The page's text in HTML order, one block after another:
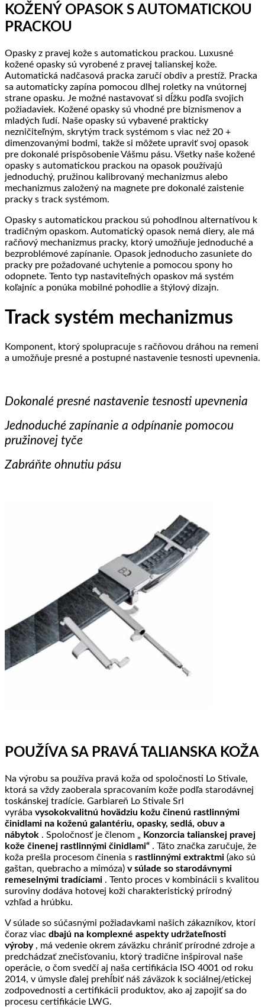
KOŽENÝ OPASOK S AUTOMATICKOU
PRACKOU
Opasky z pravej kože s automatickou prackou. Luxusné
kožené opasky sú vyrobené z pravej talianskej kože.
Automatická nadčasová pracka zaručí obdiv a prestíž. Pracka
sa automaticky zapína pomocou dlhej roletky na vnútornej
strane opasku. Je možné nastavovať si dĺžku podľa svojich
požiadaviek. Kožené opasky sú vhodné pre biznismenov a
mladých ľudí. Naše opasky sú vybavené prakticky
nezničiteľným, skrytým track systémom s viac než 20 +
dimenzovanými bodmi, takže si môžete upraviť svoj opasok
pre dokonalé prispôsobenie Vášmu pásu. Všetky naše kožené
opasky s automatickou prackou na opasok používajú
jednoduchý, pružinou kalibrovaný mechanizmus alebo
mechanizmus založený na magnete pre dokonalé zaistenie
pracky s track systémom.
Opasky s automatickou prackou sú pohodlnou alternatívou k
tradičným opaskom. Automatický opasok nemá diery, ale má
račňový mechanizmus pracky, ktorý umožňuje jednoduché a
bezproblémové zapínanie. Opasok jednoducho zasuniete do
pracky pre požadované uchytenie a pomocou spony ho
odopnete. Tento typ nastaviteľných opaskov má systém
koľajníc a ponúka mobilné pohodlie a štýlový dizajn.
Track systém mechanizmus
Komponent, ktorý spolupracuje s račňovou dráhou na remeni
a umožňuje presné a postupné nastavenie tesnosti upevnenia.
Dokonalé presné nastavenie tesnosti upevnenia
Jednoduché zapínanie a odpínanie pomocou
pružinovej tyče
Zabráňte ohnutiu pásu
POUŽÍVA SA PRAVÁ TALIANSKA KOŽA
Na výrobu sa používa pravá koža od spoločnosti Lo Stivale,
ktorá sa vždy zaoberala spracovaním kože podľa starodávnej
toskánskej tradície. Garbiareň Lo Stivale Srl
vyrába vysokokvalitnú hovädziu kožu činenú rastlinnými
činidlami na koženú galantériu, opasky, sedlá, obuv a
nábytok . Spoločnosť je členom „ Konzorcia talianskej pravej
kože činenej rastlinnými činidlami“ . Táto značka zaručuje, že
koža prešla procesom činenia s rastlinnými extraktmi (ako sú
gaštan, quebracho a mimóza) v súlade so starodávnymi
remeselnými tradíciami . Tento proces v kombinácii s kvalitou
suroviny dodáva hotovej koži charakteristický prírodný
vzhľad a hrúbku.
V súlade so súčasnými požiadavkami našich zákazníkov, ktorí
čoraz viac dbajú na komplexné aspekty udržateľnosti
výroby, má vedenie okrem záväzku chrániť prírodné zdroje a
predchádzať znečisťovaniu, ktorý tradične inšpiroval naše
operácie, o čom svedčí aj naša certifikácia ISO 4001 od roku
2014, v úmysle ďalej prehĺbiť náš záväzok k sociálnej/etickej
zodpovednosti a certifikácii produktov, ako aj zapojiť sa do
procesu certifikácie LWG.